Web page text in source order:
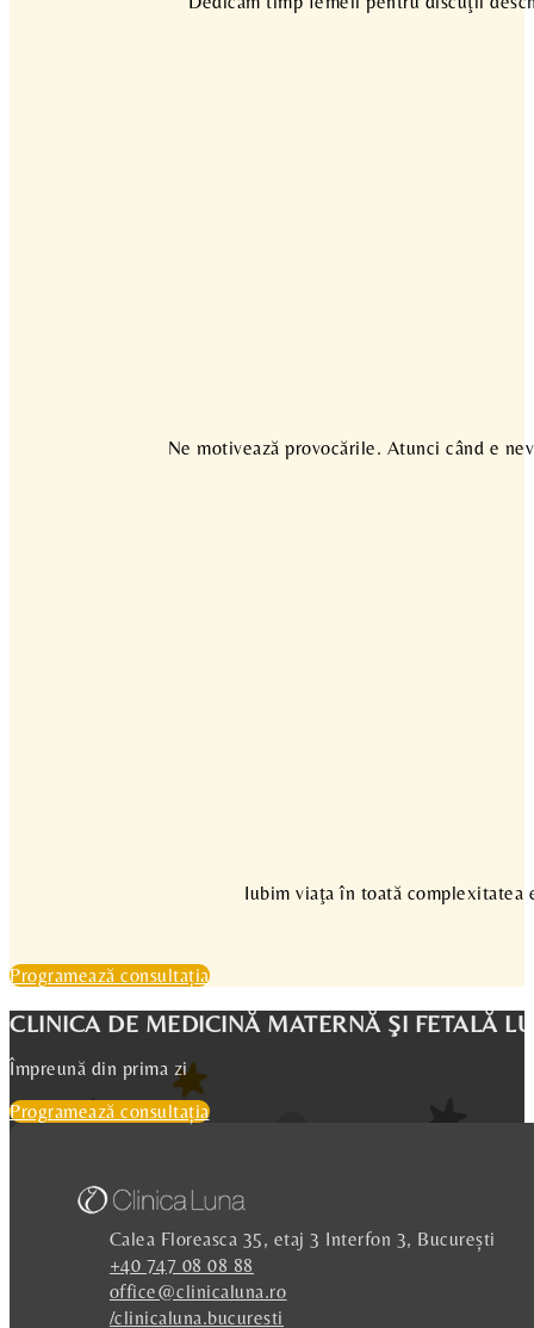
Ne motivează provocările. Atunci când e
Iubim viaţa în toată
Programează consultația
CLINICA DE MEDICINĂ MATERNĂ ŞI FETALĂ
Împreună din prima zi
Programează consultația
Calea Floreasca 35, etaj 3 Interfon 3, București
+40 747 08 08 88
office@clinicaluna.ro
/clinicaluna.bucuresti